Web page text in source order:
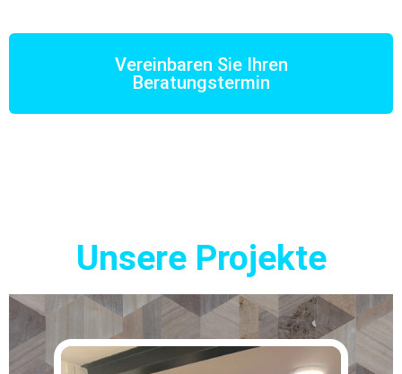
Vereinbaren Sie Ihren
Beratungstermin
Unsere Projekte